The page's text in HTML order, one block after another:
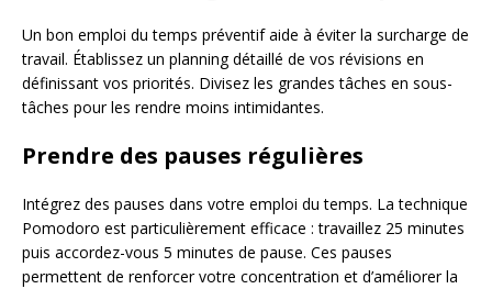
Un bon emploi du temps préventif aide à éviter la surcharge de
travail. Établissez un planning détaillé de vos révisions en
définissant vos priorités. Divisez les grandes tâches en sous-
tâches pour les rendre moins intimidantes.
Prendre des pauses régulières
Intégrez des pauses dans votre emploi du temps. La technique
Pomodoro est particulièrement efficace : travaillez 25 minutes
puis accordez-vous 5 minutes de pause. Ces pauses
permettent de renforcer votre concentration et d’améliorer la